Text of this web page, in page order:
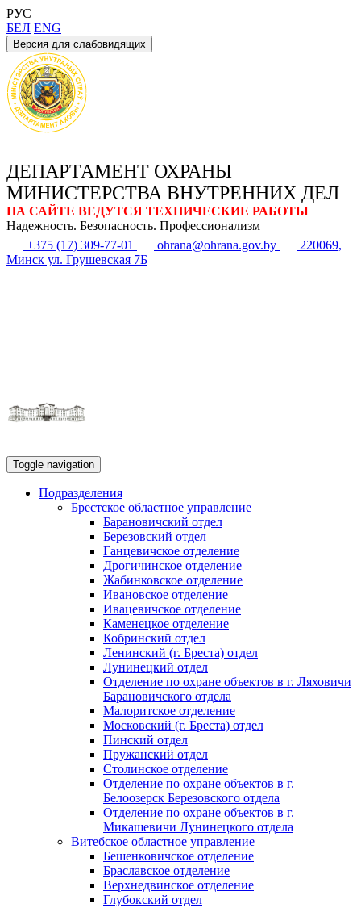
РУС
БЕЛ ENG
Версия для слабовидящих
ДЕПАРТАМЕНТ ОХРАНЫ
МИНИСТЕРСТВА ВНУТРЕННИХ ДЕЛ
НА САЙТЕ ВЕДУТСЯ ТЕХНИЧЕСКИЕ РАБОТЫ
Надежность. Безопасность. Профессионализм
+375 (17) 309-77-01
ohrana@ohrana.gov.by
220069,
Минск ул. Грушевская 7Б
Toggle navigation
Подразделения
Брестское областное управление
Барановичский отдел
Березовский отдел
Ганцевичское отделение
Дрогичинское отделение
Жабинковское отделение
Ивановское отделение
Ивацевичское отделение
Каменецкое отделение
Кобринский отдел
Ленинский (г. Бреста) отдел
Лунинецкий отдел
Отделение по охране объектов в г. Ляховичи
Барановичского отдела
Малоритское отделение
Московский (г. Бреста) отдел
Пинский отдел
Пружанский отдел
Столинское отделение
Отделение по охране объектов в г.
Белоозерск Березовского отдела
Отделение по охране объектов в г.
Микашевичи Лунинецкого отдела
Витебское областное управление
Бешенковичское отделение
Браславское отделение
Верхнедвинское отделение
Глубокский отдел